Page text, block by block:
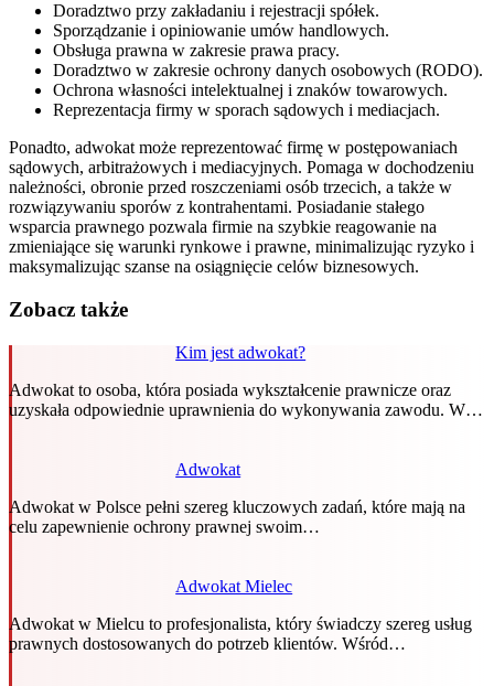
Doradztwo przy zakładaniu i rejestracji spółek.
Sporządzanie i opiniowanie umów handlowych.
Obsługa prawna w zakresie prawa pracy.
Doradztwo w zakresie ochrony danych osobowych (RODO).
Ochrona własności intelektualnej i znaków towarowych.
Reprezentacja firmy w sporach sądowych i mediacjach.
Ponadto, adwokat może reprezentować firmę w postępowaniach
sądowych, arbitrażowych i mediacyjnych. Pomaga w dochodzeniu
należności, obronie przed roszczeniami osób trzecich, a także w
rozwiązywaniu sporów z kontrahentami. Posiadanie stałego
wsparcia prawnego pozwala firmie na szybkie reagowanie na
zmieniające się warunki rynkowe i prawne, minimalizując ryzyko i
maksymalizując szanse na osiągnięcie celów biznesowych.
Zobacz także
Kim jest adwokat?
Adwokat to osoba, która posiada wykształcenie prawnicze oraz
uzyskała odpowiednie uprawnienia do wykonywania zawodu. W…
Adwokat
Adwokat w Polsce pełni szereg kluczowych zadań, które mają na
celu zapewnienie ochrony prawnej swoim…
Adwokat Mielec
Adwokat w Mielcu to profesjonalista, który świadczy szereg usług
prawnych dostosowanych do potrzeb klientów. Wśród…